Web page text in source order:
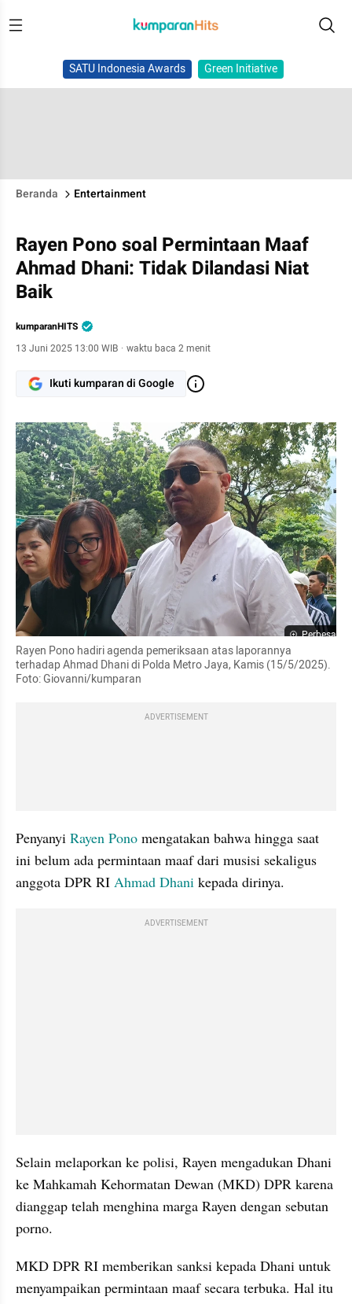
SATU Indonesia Awards Green Initiative
Beranda Entertainment
Rayen Pono soal Permintaan Maaf
Ahmad Dhani: Tidak Dilandasi Niat
Baik
kumparanHITS
13 Juni 2025 13:00 WIB · waktu baca 2 menit
Ikuti kumparan di Google
Perbesar
Rayen Pono hadiri agenda pemeriksaan atas laporannya
terhadap Ahmad Dhani di Polda Metro Jaya, Kamis (15/5/2025).
Foto: Giovanni/kumparan
ADVERTISEMENT
Penyanyi Rayen Pono mengatakan bahwa hingga saat
ini belum ada permintaan maaf dari musisi sekaligus
anggota DPR RI Ahmad Dhani kepada dirinya.
ADVERTISEMENT
Selain melaporkan ke polisi, Rayen mengadukan Dhani
ke Mahkamah Kehormatan Dewan (MKD) DPR karena
dianggap telah menghina marga Rayen dengan sebutan
porno.
MKD DPR RI memberikan sanksi kepada Dhani untuk
menyampaikan permintaan maaf secara terbuka. Hal itu